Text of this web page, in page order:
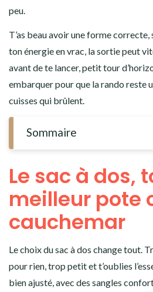
peu.
T’as beau avoir une forme
ton énergie en vrac, la sortie peut
avant de te lancer, petit tour
embarquer pour que la rando reste
cuisses qui brûlent.
Sommaire
Le sac à dos,
meilleur pote
cauchemar
Le choix du sac à dos change tout.
pour rien, trop petit et t’oublies
bien ajusté, avec des sangles